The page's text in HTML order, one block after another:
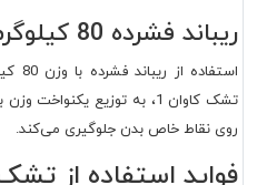
ریباند فشرده 80 کیلوگرمی
تشک کاوان 1، به توزیع
روی نقاط خاص بدن جلوگیری می‌کند.
فواید استفاده از